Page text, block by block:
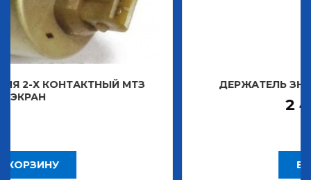
МТЗ ДЕРЖАТЕЛЬ ЗНАКА
Р